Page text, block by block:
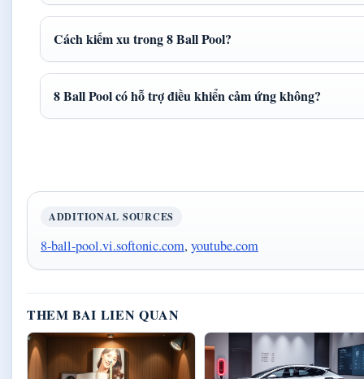
Cách kiếm xu trong 8 Ball Pool?
8 Ball Pool có hỗ trợ điều khiển cảm ứng không?
ADDITIONAL SOURCES
8-ball-pool.vi.softonic.com, youtube.com
THEM BAI LIEN QUAN